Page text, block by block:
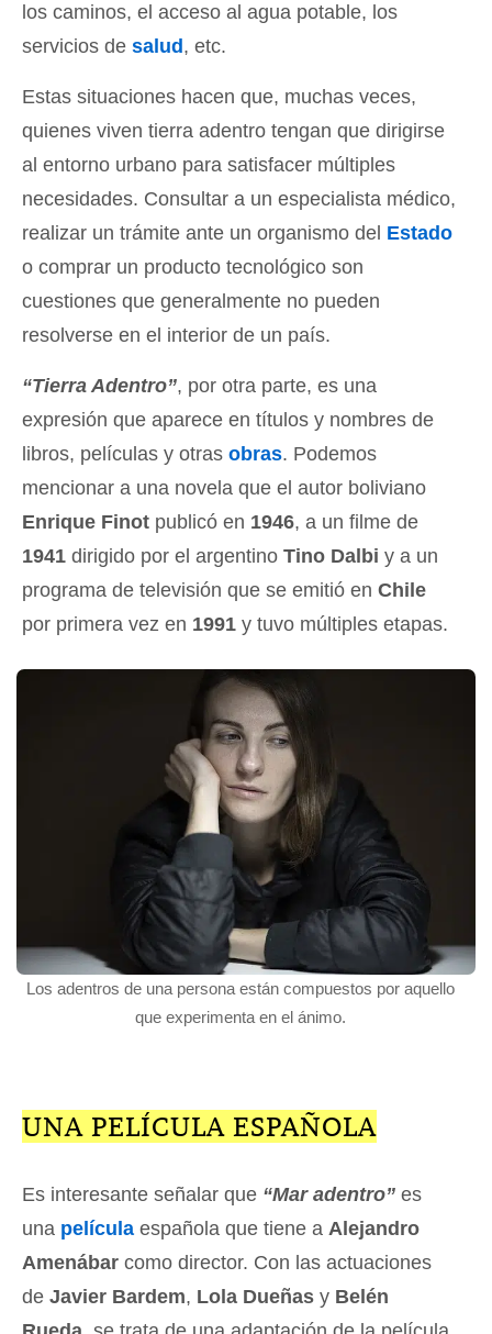
los caminos, el acceso al agua potable, los
servicios de salud , etc.
Estas situaciones hacen que, muchas veces,
quienes viven tierra adentro tengan que dirigirse
al entorno urbano para satisfacer múltiples
necesidades. Consultar a un especialista médico,
realizar un trámite ante un organismo del Estado
o comprar un producto tecnológico son
cuestiones que generalmente no pueden
resolverse en el interior de un país.
“Tierra Adentro”, por otra parte, es una
expresión que aparece en títulos y nombres de
libros, películas y otras obras. Podemos
mencionar a una novela que el autor boliviano
Enrique Finot publicó en 1946, a un filme de
1941 dirigido por el argentino Tino Dalbi y a un
programa de televisión que se emitió en Chile
por primera vez en 1991 y tuvo múltiples etapas.
Los adentros de una persona están compuestos por aquello
que experimenta en el ánimo.
UNA PELÍCULA ESPAÑOLA
Es interesante señalar que “Mar adentro” es
una película española que tiene a Alejandro
Amenábar como director. Con las actuaciones
de Javier Bardem, Lola Dueñas y Belén